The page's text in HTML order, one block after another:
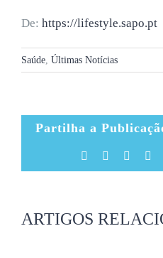
De: https://lifestyle.sapo.pt
Saúde Últimas Notícias
Partilha a
Facebook Reddit
ARTIGOS